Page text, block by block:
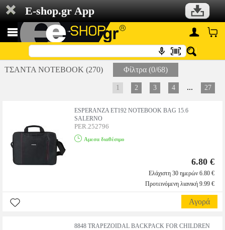
E-shop.gr App
ΤΣΑΝΤΑ NOTEBOOK (270) Φίλτρα (0/68)
1 2 3 4 ... 27
ESPERANZA ET192 NOTEBOOK BAG 15.6
SALERNO
PER.252796
Αμεσα διαθέσιμο
6.80 €
Ελάχιστη 30 ημερών 6.80 €
Προτεινόμενη λιανική 9.99 €
Αγορά
8848 TRAPEZOIDAL BACKPACK FOR CHILDREN